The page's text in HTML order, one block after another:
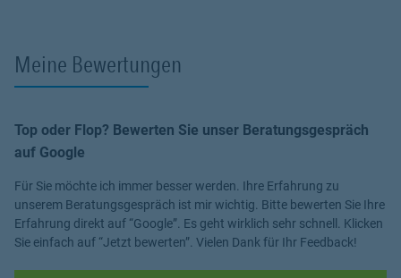
Meine Bewertungen
Top oder Flop? Bewerten Sie unser Beratungsgespräch
auf Google
Für Sie möchte ich immer besser werden. Ihre Erfahrung zu
unserem Beratungsgespräch ist mir wichtig. Bitte bewerten Sie Ihre
Erfahrung direkt auf “Google”. Es geht wirklich sehr schnell. Klicken
Sie einfach auf “Jetzt bewerten”. Vielen Dank für Ihr Feedback!